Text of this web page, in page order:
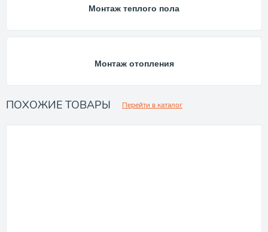
Монтаж теплого пола
Монтаж отопления
ПОХОЖИЕ ТОВАРЫ Перейти в каталог